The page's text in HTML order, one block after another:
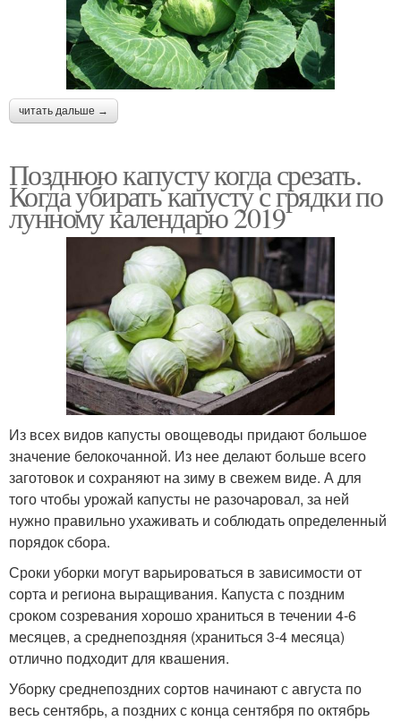
читать дальше →
Позднюю капусту когда срезать.
Когда убирать капусту с грядки по
лунному календарю 2019
Из всех видов капусты овощеводы придают большое
значение белокочанной. Из нее делают больше всего
заготовок и сохраняют на зиму в свежем виде. А для
того чтобы урожай капусты не разочаровал, за ней
нужно правильно ухаживать и соблюдать определенный
порядок сбора.
Сроки уборки могут варьироваться в зависимости от
сорта и региона выращивания. Капуста с поздним
сроком созревания хорошо храниться в течении 4-6
месяцев, а среднепоздняя (храниться 3-4 месяца)
отлично подходит для квашения.
Уборку среднепоздних сортов начинают с августа по
весь сентябрь, а поздних с конца сентября по октябрь